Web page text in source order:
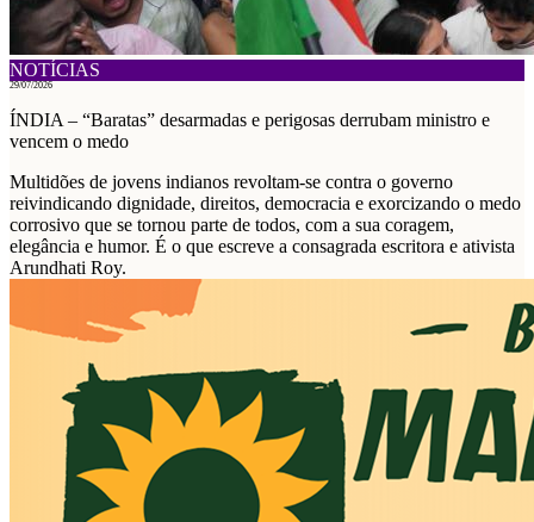
NOTÍCIAS
29/07/2026
ÍNDIA – “Baratas” desarmadas e perigosas derrubam ministro e
vencem o medo
Multidões de jovens indianos revoltam-se contra o governo
reivindicando dignidade, direitos, democracia e exorcizando o medo
corrosivo que se tornou parte de todos, com a sua coragem,
elegância e humor. É o que escreve a consagrada escritora e ativista
Arundhati Roy.